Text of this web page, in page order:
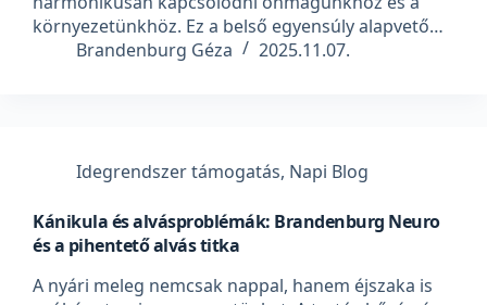
környezetünkhöz. Ez a belső egyensúly alapvető…
Brandenburg Géza
2025.11.07.
Idegrendszer támogatás, Napi Blog
Kánikula és alvásproblémák: Brandenburg Neuro
és a pihentető alvás titka
A nyári meleg nemcsak nappal, hanem éjszaka is